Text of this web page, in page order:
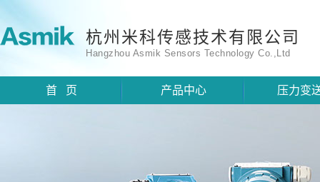
杭州米科传感技术有限公司
Hangzhou Asmik Sensors Technology Co.,Ltd
首 页 产品中心 压力变